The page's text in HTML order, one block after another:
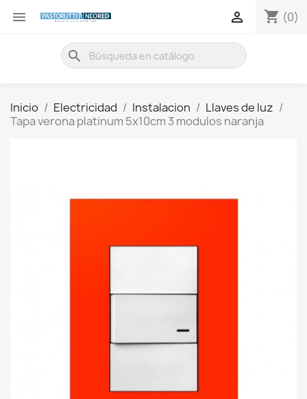
 shopping_cart (0)

search
Inicio Electricidad Instalacion
Llaves de luz
Tapa verona platinum 5x10cm 3 modulos naranja